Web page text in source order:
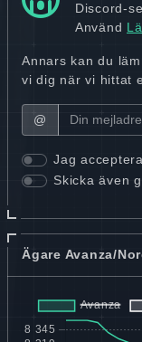
Discord-
Använd
Annars kan du
vi dig när vi hittat
@
Jag
Skicka även
Ägare Avanza/